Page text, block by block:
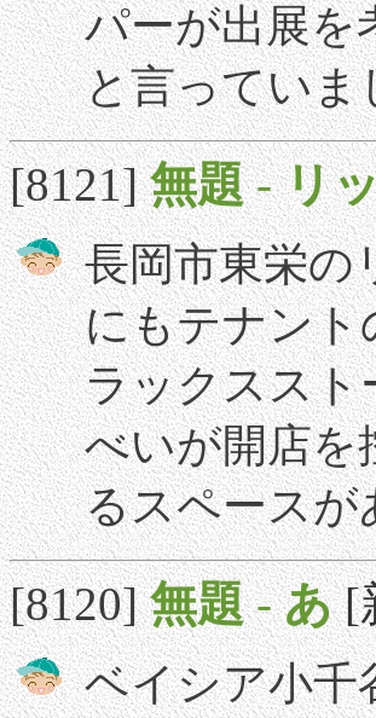
パーが出展を
と言っていま
[8121]無題-リ
長岡市東栄の
にもテナント
ラックススト
べいが開店を
るスペースが
[8120]無題-あ [
ベイシア小千